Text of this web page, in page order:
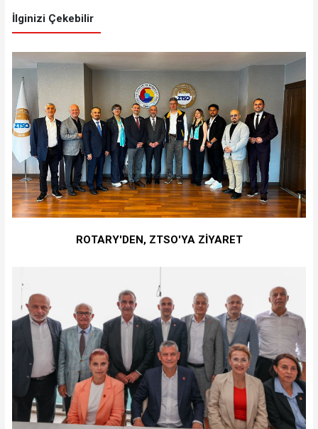
İlginizi Çekebilir
ROTARY'DEN, ZTSO'YA ZİYARET